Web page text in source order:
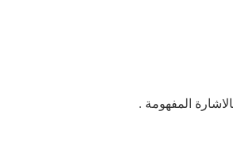
المفهومة .